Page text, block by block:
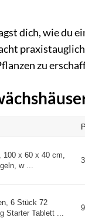
dich, wie du
zu
x 60 x 40 cm,
w ...
6 Stück 72
Starter Tablett ...